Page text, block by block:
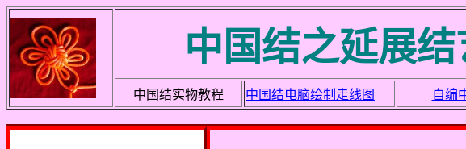
中国结之延展结
中国结实物教程
中国结电脑绘制走线图 自编